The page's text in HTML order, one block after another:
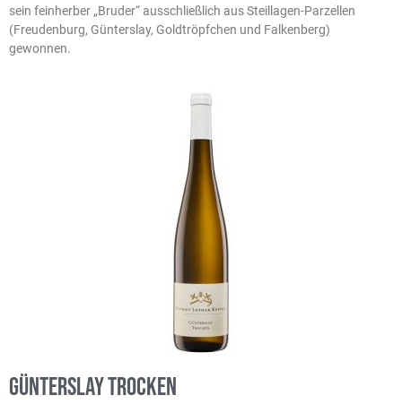
sein feinherber „Bruder“ ausschließlich aus Steillagen-Parzellen
(Freudenburg, Günterslay, Goldtröpfchen und Falkenberg)
gewonnen.
GÜNTERSLAY TROCKEN